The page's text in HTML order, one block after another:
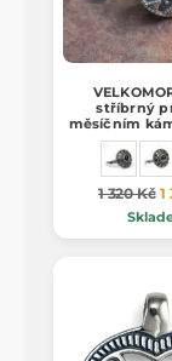
stříbrný
měsíčním
925
1 320 Kč 1